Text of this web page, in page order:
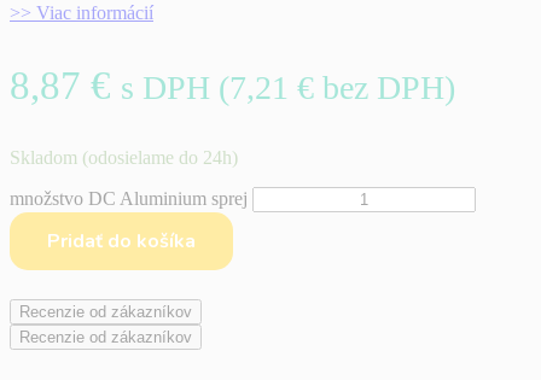
>> Viac informácií
8,87 € s DPH (7,21 € bez DPH)
Skladom (odosielame do 24h)
množstvo DC Aluminium sprej
Pridať do košíka
Recenzie od zákazníkov
Recenzie od zákazníkov